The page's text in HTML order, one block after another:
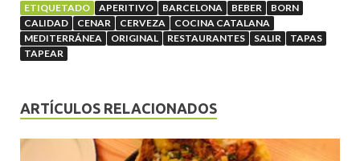
ETIQUETADO APERITIVO BARCELONA BEBER
BORN
CALIDAD
CENAR CERVEZA
COCINA CATALANA
MEDITERRÁNEA
ORIGINAL RESTAURANTES SALIR
TAPAS
TAPEAR
ARTÍCULOS RELACIONADOS